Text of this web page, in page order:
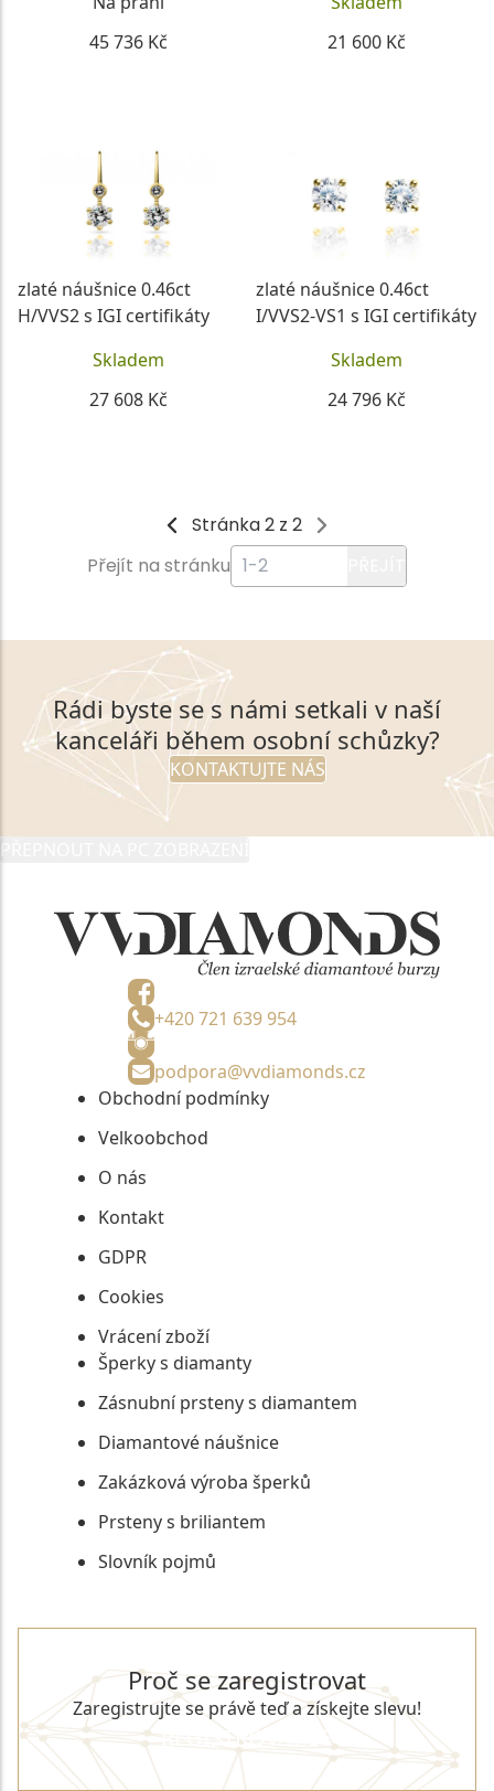
45 736 Kč
21 600 Kč
zlaté náušnice 0.46ct
H/VVS2 s IGI certifikáty
Skladem
27 608 Kč
zlaté náušnice 0.46ct
I/VVS2-VS1 s IGI certifikáty
Skladem
24 796 Kč
Stránka 2 z 2
Přejít na stránku
Rádi byste se s námi setkali v naší
kanceláři během osobní schůzky?
KONTAKTUJTE NÁS
+420 721 639 954
podpora@vvdiamonds.cz
Obchodní podmínky
Velkoobchod
O nás
Kontakt
GDPR
Cookies
Vrácení zboží
Šperky s diamanty
Zásnubní prsteny s diamantem
Diamantové náušnice
Zakázková výroba šperků
Prsteny s briliantem
Slovník pojmů
Proč se zaregistrovat
Zaregistrujte se právě teď a získejte slevu!
REGISTROVAT SE